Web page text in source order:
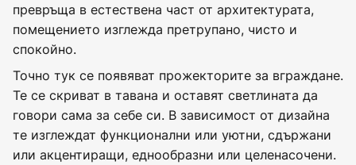
превръща в естествена част от архитектурата,
помещението изглежда претрупано, чисто и
спокойно.
Точно тук се появяват прожекторите за вграждане.
Те се скриват в тавана и оставят светлината да
говори сама за себе си. В зависимост от дизайна
те изглеждат функционални или уютни, сдържани
или акцентиращи, еднообразни или целенасочени.